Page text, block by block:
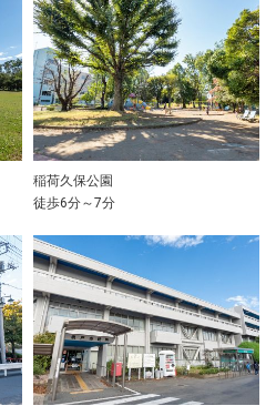
稲荷久保公園
徒歩6分～7分